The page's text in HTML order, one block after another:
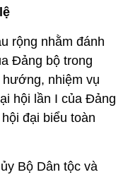
rộng nhằm đánh
Đảng bộ trong
nhiệm vụ
hội lần I của Đảng
đại biểu toàn
Bộ Dân tộc và